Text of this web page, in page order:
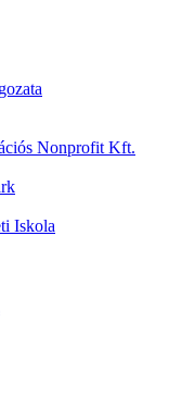
Nonprofit Kft.
Iskola